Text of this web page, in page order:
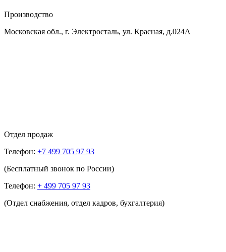
Производство
Московская обл., г. Электросталь, ул. Красная, д.024А
Отдел продаж
Телефон: +7 499 705 97 93
(Бесплатный звонок по России)
Телефон: + 499 705 97 93
(Отдел снабжения, отдел кадров, бухгалтерия)